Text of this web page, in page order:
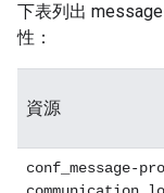
下表列出
性：
資源
conf_message-